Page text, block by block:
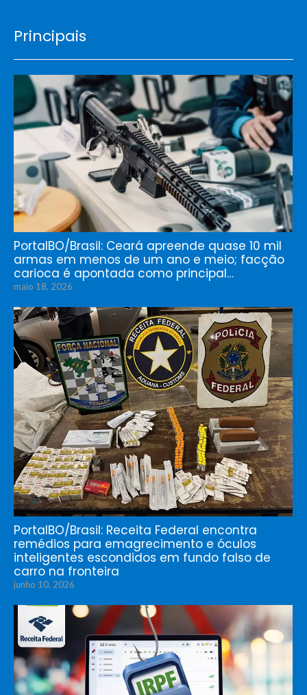
Principais
PortalBO/Brasil: Ceará apreende quase 10 mil
armas em menos de um ano e meio; facção
carioca é apontada como principal…
maio 18, 2026
PortalBO/Brasil: Receita Federal encontra
remédios para emagrecimento e óculos
inteligentes escondidos em fundo falso de
carro na fronteira
junho 10, 2026